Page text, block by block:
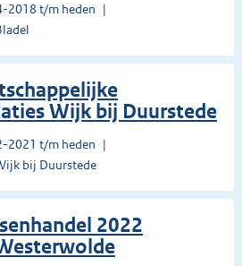
2018 t/m heden
Wijk bij Duurstede
2021 t/m heden
bij Duurstede
2022